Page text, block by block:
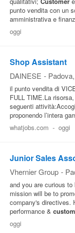
punto vendita con un
amministrativa e
oggi
Shop Assistant
DAINESE - Padova
il punto vendita di
FULL TIME.La
seguenti
proponendo l’intera
whatjobs.com - oggi
Junior Sales
Vhernier Group -
and you are curious
mission will be to
company's directives.
performance &
oggi